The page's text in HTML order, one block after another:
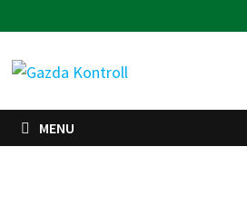
to
content
MENU